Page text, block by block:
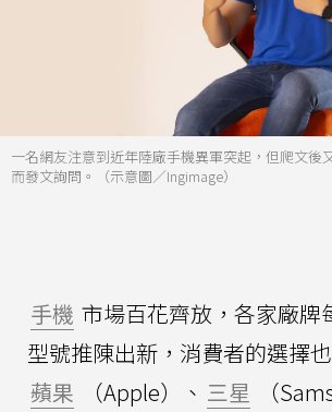
一名網友注意到近年陸廠手機異軍突起，但爬文後
而發文詢問。（示意圖／Ingimage）
手機 市場百花齊放，各家廠牌
型號推陳出新，消費者的選擇
蘋果
（Apple）、 三星
（